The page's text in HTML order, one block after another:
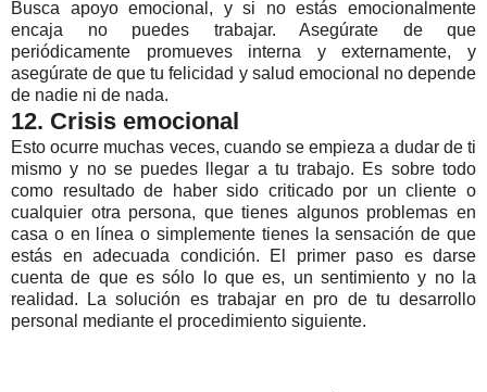
Busca apoyo emocional, y si no estás emocionalmente
encaja no puedes trabajar. Asegúrate de que
periódicamente promueves interna y externamente, y
asegúrate de que tu felicidad y salud emocional no depende
de nadie ni de nada.
12. Crisis emocional
Esto ocurre muchas veces, cuando se empieza a dudar de ti
mismo y no se puedes llegar a tu trabajo. Es sobre todo
como resultado de haber sido criticado por un cliente o
cualquier otra persona, que tienes algunos problemas en
casa o en línea o simplemente tienes la sensación de que
estás en adecuada condición. El primer paso es darse
cuenta de que es sólo lo que es, un sentimiento y no la
realidad. La solución es trabajar en pro de tu desarrollo
personal mediante el procedimiento siguiente.